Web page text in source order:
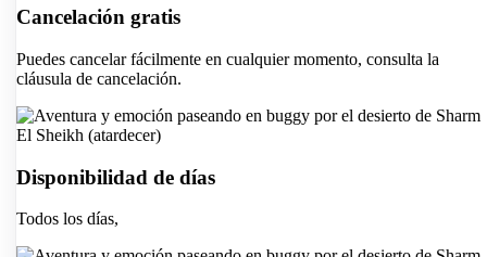
Cancelación gratis
Puedes cancelar fácilmente en cualquier momento, consulta la
cláusula de cancelación.
Disponibilidad de días
Todos los días,